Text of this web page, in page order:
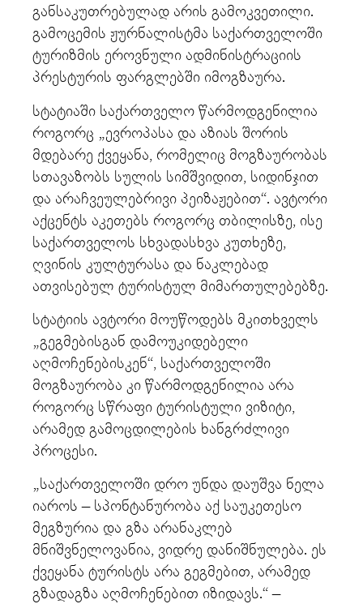
განსაკუთრებულად არის გამოკვეთილი.
გამოცემის ჟურნალისტმა საქართველოში
ტურიზმის ეროვნული ადმინისტრაციის
პრესტურის ფარგლებში იმოგზაურა.
სტატიაში საქართველო წარმოდგენილია
როგორც „ევროპასა და აზიას შორის
მდებარე ქვეყანა, რომელიც მოგზაურობას
სთავაზობს სულის სიმშვიდით, სიდინჯით
და არაჩვეულებრივი პეიზაჟებით“. ავტორი
აქცენტს აკეთებს როგორც თბილისზე, ისე
საქართველოს სხვადასხვა კუთხეზე,
ღვინის კულტურასა და ნაკლებად
ათვისებულ ტურისტულ მიმართულებებზე.
სტატიის ავტორი მოუწოდებს მკითხველს
„გეგმებისგან დამოუკიდებელი
აღმოჩენებისკენ“, საქართველოში
მოგზაურობა კი წარმოდგენილია არა
როგორც სწრაფი ტურისტული ვიზიტი,
არამედ გამოცდილების ხანგრძლივი
პროცესი.
„საქართველოში დრო უნდა დაუშვა ნელა
იაროს – სპონტანურობა აქ საუკეთესო
მეგზურია და გზა არანაკლებ
მნიშვნელოვანია, ვიდრე დანიშნულება. ეს
ქვეყანა ტურისტს არა გეგმებით, არამედ
გზადაგზა აღმოჩენებით იზიდავს.“ –